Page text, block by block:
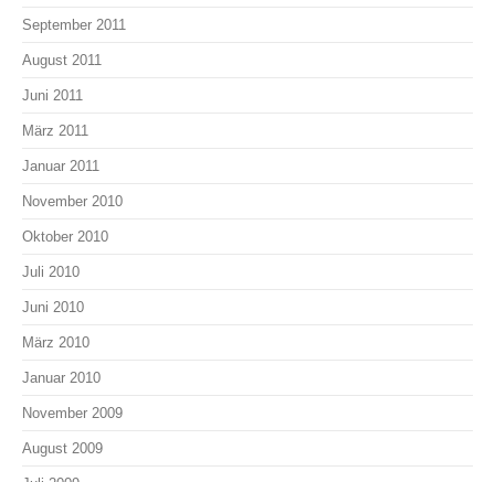
September 2011
August 2011
Juni 2011
März 2011
Januar 2011
November 2010
Oktober 2010
Juli 2010
Juni 2010
März 2010
Januar 2010
November 2009
August 2009